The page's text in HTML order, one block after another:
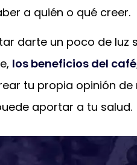
a quién o qué creer.
darte un poco de
los beneficios del
tu propia opinión
aportar a tu salud.